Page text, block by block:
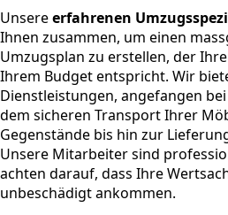
Unsereerfahrenen
Ihnen zusammen, um einen
Umzugsplan zu erstellen, der
Ihrem Budget entspricht. Wir
Dienstleistungen, angefangen
dem sicheren Transport Ihrer
Gegenstände bis hin zur
Unsere Mitarbeiter sind
achten darauf, dass Ihre
unbeschädigt ankommen.